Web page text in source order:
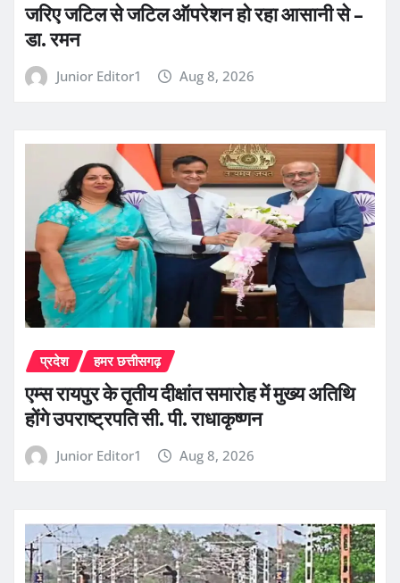
जरिए जटिल से जटिल ऑपरेशन हो रहा आसानी से –
डा. रमन
Junior Editor1 Aug 8, 2026
प्रदेश हमर छत्तीसगढ़
एम्स रायपुर के तृतीय दीक्षांत समारोह में मुख्य अतिथि
होंगे उपराष्ट्रपति सी. पी. राधाकृष्णन
Junior Editor1 Aug 8, 2026